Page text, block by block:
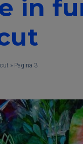
in
» Pagina 3